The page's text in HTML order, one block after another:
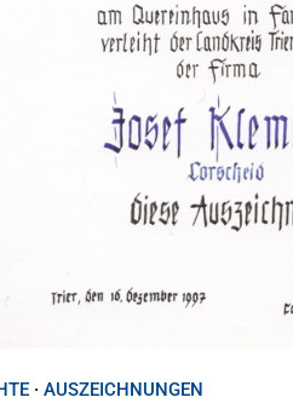
· AUSZEICHNUNGEN